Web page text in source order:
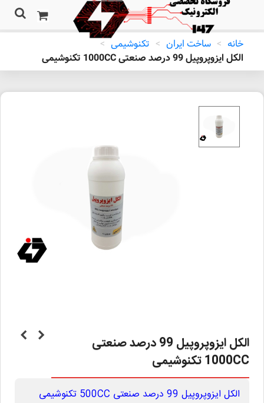
خانه > ساخت ایران > تکنوشیمی >
الکل ایزوپروپیل 99 درصد صنعتی 1000CC تکنوشیمی
الکل ایزوپروپیل 99 درصد صنعتی
1000CC تکنوشیمی
الکل ایزوپروپیل 99 درصد صنعتی 500CC تکنوشیمی